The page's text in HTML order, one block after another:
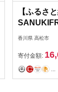
【ふるさ
100g×8袋
香川県 高松市
寄付金額: